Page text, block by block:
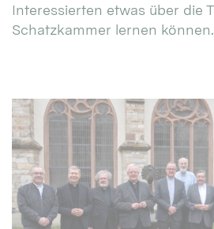
Interessierten etwas über die
Schatzkammer lernen können.